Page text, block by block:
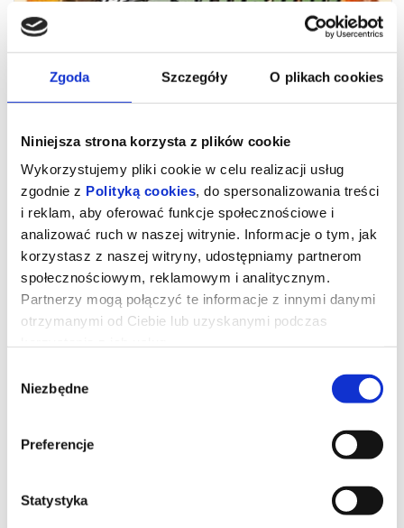
Zgoda Szczegóły O plikach cookies
Niniejsza strona korzysta z plików cookie
Wykorzystujemy pliki cookie w celu realizacji usług
zgodnie z Polityką cookies, do spersonalizowania treści
i reklam, aby oferować funkcje społecznościowe i
analizować ruch w naszej witrynie. Informacje o tym, jak
korzystasz z naszej witryny, udostępniamy partnerom
społecznościowym, reklamowym i analitycznym.
Partnerzy mogą połączyć te informacje z innymi danymi
otrzymanymi od Ciebie lub uzyskanymi podczas
zgody
Niezbędne
Preferencje
Statystyka
Star Wars: Mandalorian i Grogu 2D
Napisy
Imperium upadło, a Nowa Republika, która stara się chronić
legendarnego mandaloriańskiego łowcy nagród, Dina Djarina, i
jego młodego ucznia, Grogu.